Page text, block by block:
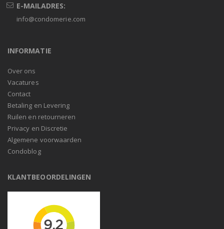
E-MAILADRES:
info@condomerie.com
INFORMATIE
Over ons
Vacatures
Contact
Betaling en Levering
Ruilen en retourneren
Privacy en Discretie
Algemene voorwaarden
Condoblog
KLANTBEOORDELINGEN